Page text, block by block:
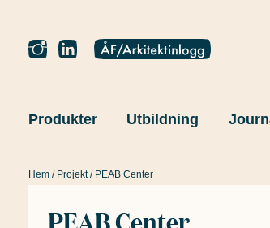
Produkter Utbildning
Hem / Projekt/ PEAB Center
PEAB Center